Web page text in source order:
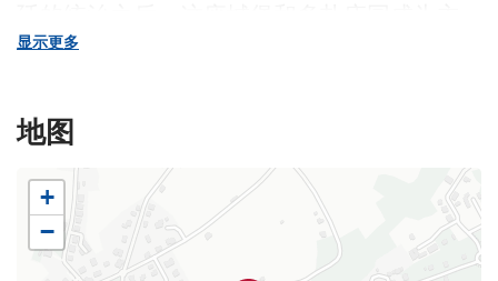
教使节Campeggi的房产。这个家族对城堡进
男丁Lorenzo Campeggi死后，多扎侯爵封地被
承。她决定将封建权力移交给Malvezzi家族。
她的儿子Emilio是第一个将Malvezzi-Campeggi两
个家族姓氏合并的侯爵。 当拿破仑南下至意
大利并且颁布了自己的法律之后，多扎城堡
显示更多
地图
+
−